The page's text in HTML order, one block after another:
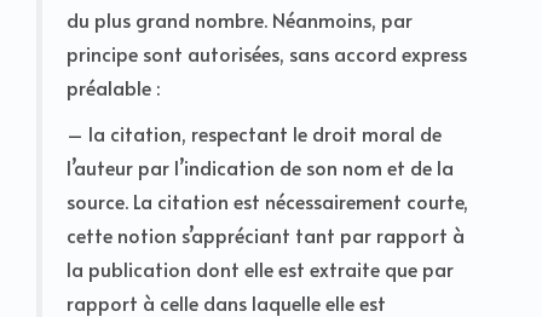
du plus grand nombre. Néanmoins, par
principe sont autorisées, sans accord express
préalable :
– la citation, respectant le droit moral de
l’auteur par l’indication de son nom et de la
source. La citation est nécessairement courte,
cette notion s’appréciant tant par rapport à
la publication dont elle est extraite que par
rapport à celle dans laquelle elle est